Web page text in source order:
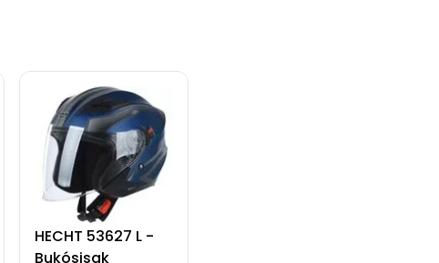
HECHT 53627 L -
Bukósisak